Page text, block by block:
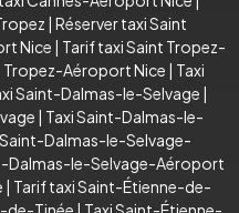
| Réserver taxi Saint
Nice | Tarif taxi Saint Tropez-
Tropez-Aéroport Nice | Taxi
Saint-Dalmas-le-Selvage |
| Taxi Saint-Dalmas-le-
Dalmas-le-Selvage-
Dalmas-le-Selvage-Aéroport
| Tarif taxi Saint-Étienne-de-